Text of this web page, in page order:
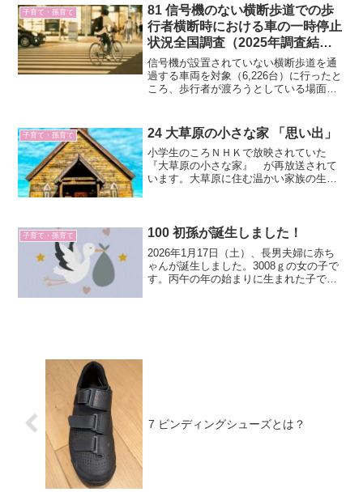
をよく覚えています。とくに「かけっ
こ」のことを。
子育て・孫育て
81 信号機のない横断歩道での歩
行者横断時における車の一時停止
状況全国調査（2025年調査結
果、ＪＡＦ）
信号機が設置されていない横断歩道を通
過する車両を対象（6,226台）に行ったと
ころ、歩行者が渡ろうとしている場面で
子育て・孫育て 24 大草原の小さな家 「思い出」
小学生のころＮＨＫで放映されていた
『大草原の小さな家』 が再放送されて
います。大草原に住む温かい家族の生き
ここから先はドラマをみてか...
子育て・孫育て 100 初孫が誕生しました！
2026年1月17日（土）、長男夫婦に赤ち
ゃんが誕生しました。3008ｇの女の子で
す。丙午の年の始まりに生まれた子です
7 ビンディングシューズとは？